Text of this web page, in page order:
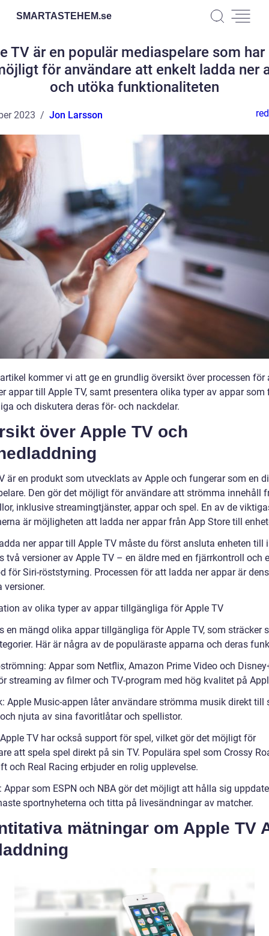
SMARTASTEHEM.se
TV är en populär mediaspelare som
för användare att enkelt ladda ner
och utöka funktionaliteten
2023 Jon Larsson
kommer vi att ge en grundlig översikt över processen för
appar till Apple TV, samt presentera olika typer av appar som
och diskutera deras för- och nackdelar.
över Apple TV och
är en produkt som utvecklats av Apple och fungerar som en
Den gör det möjligt för användare att strömma innehåll
inklusive streamingtjänster, appar och spel. En av de
är möjligheten att ladda ner appar från App Store till
ner appar till Apple TV måste du först ansluta enheten till
två versioner av Apple TV – en äldre med en fjärrkontroll och
för Siri-röststyrning. Processen för att ladda ner appar är
versioner.
av olika typer av appar tillgängliga för Apple TV
en mängd olika appar tillgängliga för Apple TV, som sträcker
Här är några av de populäraste apparna och deras
Appar som Netflix, Amazon Prime Video och
streaming av filmer och TV-program med hög kvalitet på
Apple Music-appen låter användare strömma musik direkt till
njuta av sina favoritlåtar och spellistor.
TV har också support för spel, vilket gör det möjligt för
att spela spel direkt på sin TV. Populära spel som Crossy
och Real Racing erbjuder en rolig upplevelse.
Appar som ESPN och NBA gör det möjligt att hålla sig
sportnyheterna och titta på livesändningar av matcher.
mätningar om Apple TV